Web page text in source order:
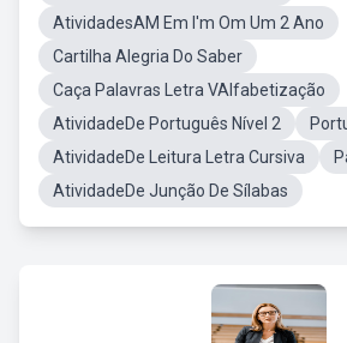
AtividadesAM Em I'm Om Um 2 Ano
Cartilha Alegria Do Saber
Caça Palavras Letra VAlfabetização
AtividadeDe Português Nível 2
AtividadeDe Leitura Letra Cursiva
AtividadeDe Junção De Sílabas